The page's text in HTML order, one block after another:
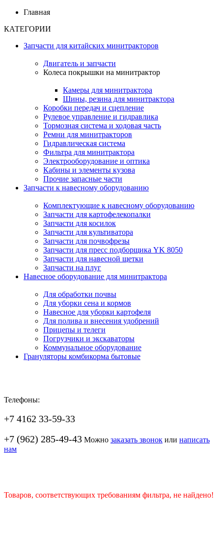
Главная
КАТЕГОРИИ
Запчасти для китайских минитракторов
Двигатель и запчасти
Колеса покрышки на минитрактор
Камеры для минитрактора
Шины, резина для минитрактора
Коробки передач и сцепление
Рулевое управление и гидравлика
Тормозная система и ходовая часть
Ремни для минитракторов
Гидравлическая система
Фильтра для минитрактора
Электрооборудование и оптика
Кабины и элементы кузова
Прочие запасные части
Запчасти к навесному оборудованию
Комплектующие к навесному оборудованию
Запчасти для картофелекопалки
Запчасти для косилок
Запчасти для культиватора
Запчасти для почвофрезы
Запчасти для пресс подборщика YK 8050
Запчасти для навесной щетки
Запчасти на плуг
Навесное оборудование для минитрактора
Для обработки почвы
Для уборки сена и кормов
Навесное для уборки картофеля
Для полива и внесения удобрений
Прицепы и телеги
Погрузчики и экскаваторы
Коммунальное оборудование
Грануляторы комбикорма бытовые
Телефоны:
+7 4162 33-59-33
+7 (962) 285-49-43 Можно заказать звонок или написать
нам
Товаров, соответствующих требованиям фильтра, не найдено!